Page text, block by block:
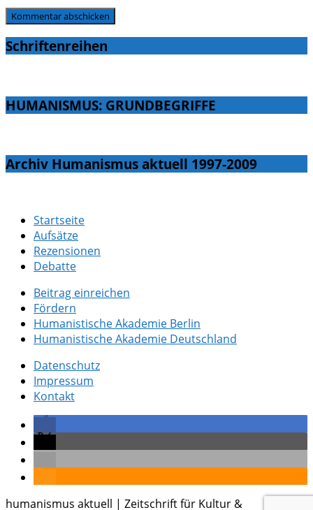
Schriftenreihen
HUMANISMUS: GRUNDBEGRIFFE
Archiv Humanismus aktuell 1997-2009
Startseite
Aufsätze
Rezensionen
Debatte
Beitrag einreichen
Fördern
Humanistische Akademie Berlin
Humanistische Akademie Deutschland
Datenschutz
Impressum
Kontakt
humanismus aktuell | Zeitschrift für Kultur &